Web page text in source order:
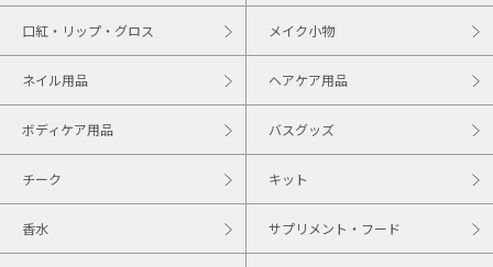
口紅・リップ・グロス メイク小物
ネイル用品 ヘアケア用品
ボディケア用品 バスグッズ
チーク キット
香水 サプリメント・フード